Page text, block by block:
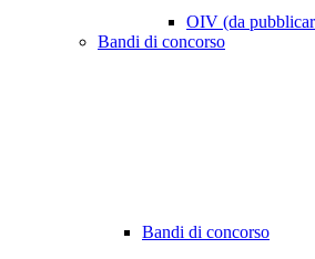
OIV (da
Bandi di concorso
Bandi di concorso